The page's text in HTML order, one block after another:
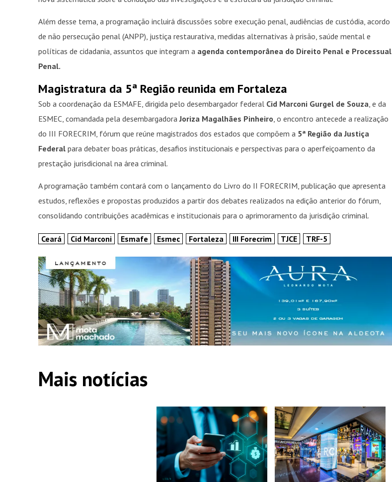
Além desse tema, a programação incluirá discussões sobre execução penal, audiências de custódia, acordo
de não persecução penal (ANPP), justiça restaurativa, medidas alternativas à prisão, saúde mental e
políticas de cidadania, assuntos que integram a agenda contemporânea do Direito Penal e Processual
Penal.
Magistratura da 5ª Região reunida em Fortaleza
Sob a coordenação da ESMAFE, dirigida pelo desembargador federal Cid Marconi Gurgel de Souza , e da
ESMEC, comandada pela desembargadoraJoriza Magalhães Pinheiro , o encontro antecede a realização
do III FORECRIM, fórum que reúne magistrados dos estados que compõem a 5ª Região da Justiça
Federal para debater boas práticas, desafios institucionais e perspectivas para o aperfeiçoamento da
prestação jurisdicional na área criminal.
A programação também contará com o lançamento do Livro do II FORECRIM, publicação que apresenta
estudos, reflexões e propostas produzidos a partir dos debates realizados na edição anterior do fórum,
consolidando contribuições acadêmicas e institucionais para o aprimoramento da jurisdição criminal.
Ceará Cid Marconi Esmafe Esmec Fortaleza III Forecrim TJCE TRF-5
Mais notícias
INSIDER • DIGITAL INSIDER • DIGITAL